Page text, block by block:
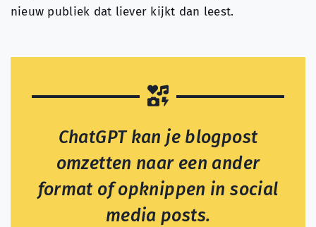
nieuw publiek dat liever kijkt dan leest.
ChatGPT kan je blogpost
omzetten naar een ander
format of opknippen in social
media posts.